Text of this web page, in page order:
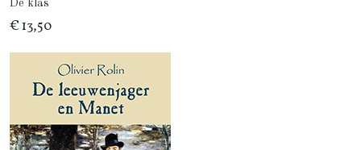
De klas
€ 13,50